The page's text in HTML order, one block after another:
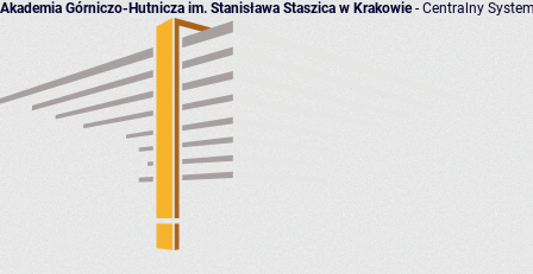
Akademia Górniczo-Hutnicza im. Stanisława Staszica w Krakowie- Centralny